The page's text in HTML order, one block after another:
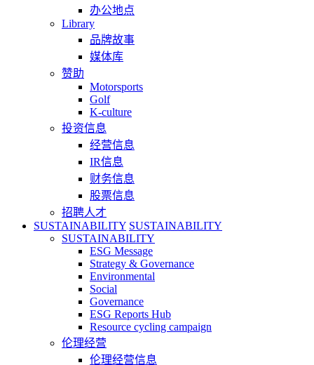
办公地点
Library
品牌故事
媒体库
赞助
Motorsports
Golf
K-culture
投资信息
经营信息
IR信息
财务信息
股票信息
招聘人才
SUSTAINABILITY SUSTAINABILITY
SUSTAINABILITY
ESG Message
Strategy & Governance
Environmental
Social
Governance
ESG Reports Hub
Resource cycling campaign
伦理经营
伦理经营信息